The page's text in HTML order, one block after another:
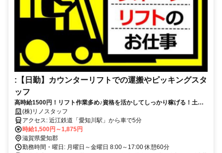
:【日勤】カウンターリフトでの運搬やピッキングスタ
ッフ
高時給1500円！リフト作業多め♪資格を活かしてしっかり稼げる！土日
休み×残業ほぼなしの人気案件♪
(株)リノスタッフ
アクセス: 近江鉄道「愛知川駅」から車で5分
時給1,500円～1,875円
滋賀県愛知郡
勤務時間・曜日: 月曜日～金曜日 8:00～17:00 休憩60分